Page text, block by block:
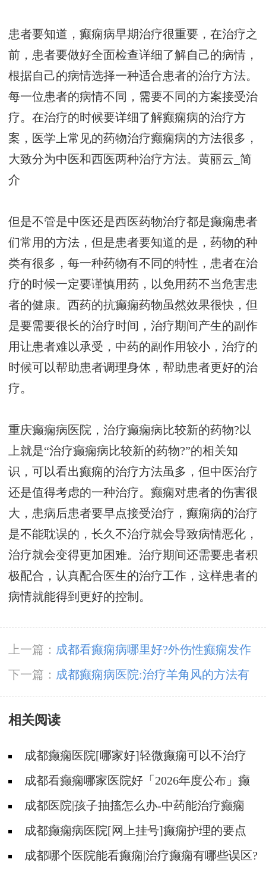
患者要知道，癫痫病早期治疗很重要，在治疗之
前，患者要做好全面检查详细了解自己的病情，
根据自己的病情选择一种适合患者的治疗方法。
每一位患者的病情不同，需要不同的方案接受治
疗。在治疗的时候要详细了解癫痫病的治疗方
案，医学上常见的药物治疗癫痫病的方法很多，
大致分为中医和西医两种治疗方法。 黄丽云_简
介
但是不管是中医还是西医药物治疗都是癫痫患者
们常用的方法，但是患者要知道的是，药物的种
类有很多，每一种药物有不同的特性，患者在治
疗的时候一定要谨慎用药，以免用药不当危害患
者的健康。西药的抗癫痫药物虽然效果很快，但
是要需要很长的治疗时间，治疗期间产生的副作
用让患者难以承受，中药的副作用较小，治疗的
时候可以帮助患者调理身体，帮助患者更好的治
疗。
重庆癫痫病医院，治疗癫痫病比较新的药物?以
上就是“治疗癫痫病比较新的药物?”的相关知
识，可以看出癫痫的治疗方法虽多，但中医治疗
还是值得考虑的一种治疗。癫痫对患者的伤害很
大，患病后患者要早点接受治疗，癫痫病的治疗
是不能耽误的，长久不治疗就会导致病情恶化，
治疗就会变得更加困难。治疗期间还需要患者积
极配合，认真配合医生的治疗工作，这样患者的
病情就能得到更好的控制。
上一篇： 成都看癫痫病哪里好?外伤性癫痫发作
的症状?
下一篇： 成都癫痫病医院:治疗羊角风的方法有
哪些?
相关阅读
成都癫痫医院[哪家好]轻微癫痫可以不治疗
吗?成都看癫痫哪家医院好「2026年度公布」癫
痫发作时要做什么?
成都医院|孩子抽搐怎么办-中药能治疗癫痫
吗?成都癫痫病医院[网上挂号]癫痫护理的要点
是什么?
成都哪个医院能看癫痫|治疗癫痫有哪些误区?